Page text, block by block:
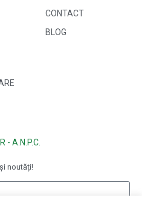
CONTACT
BLOG
- A.N.P.C.
noutăți!